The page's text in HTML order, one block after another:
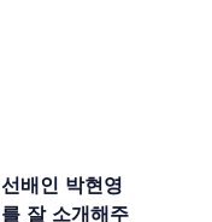
배인 박현영
잘 소개해주